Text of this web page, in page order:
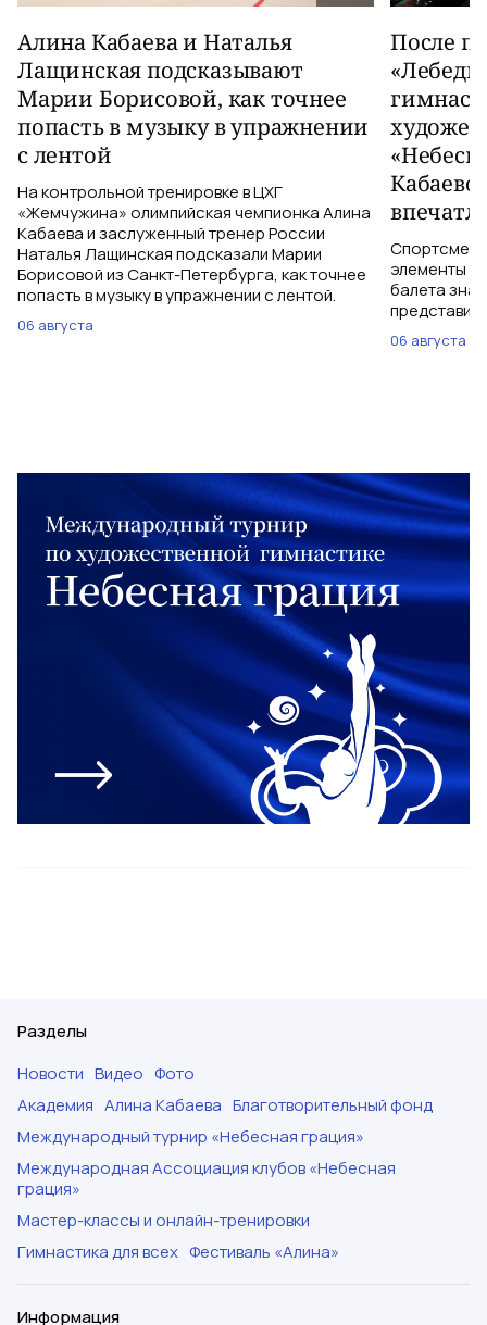
Алина Кабаева и Наталья
Лащинская подсказывают
Марии Борисовой, как точнее
попасть в музыку в упражнении
с лентой
На контрольной тренировке в ЦХГ
«Жемчужина» олимпийская чемпионка Алина
Кабаева и заслуженный тренер России
Наталья Лащинская подсказали Марии
Борисовой из Санкт-Петербурга, как точнее
попасть в музыку в упражнении с лентой.
06 августа
После
элементы
балета
06 августа
Разделы
Новости Видео Фото
Академия Алина Кабаева Благотворительный фонд
Международный турнир «Небесная грация»
Международная Ассоциация клубов «Небесная
грация»
Мастер-классы и онлайн-тренировки
Гимнастика для всех Фестиваль «Алина»
Информация